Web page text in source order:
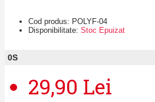
Cod produs: POLYF-04
Disponibilitate: Stoc Epuizat
0S
29,90 Lei